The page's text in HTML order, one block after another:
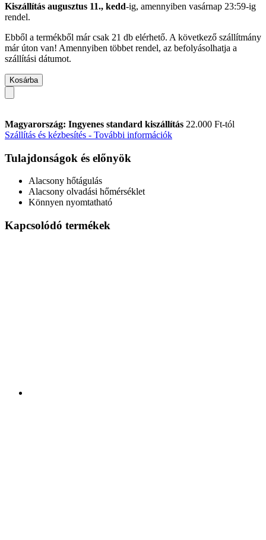
Kiszállítás augusztus 11., kedd-ig, amennyiben vasárnap 23:59-ig
rendel.
Ebből a termékből már csak 21 db elérhető. A következő szállítmány
már úton van! Amennyiben többet rendel, az befolyásolhatja a
szállítási dátumot.
Kosárba
Magyarország: Ingyenes standard kiszállítás 22.000 Ft-tól
Szállítás és kézbesítés - További információk
Tulajdonságok és előnyök
Alacsony hőtágulás
Alacsony olvadási hőmérséklet
Könnyen nyomtatható
Kapcsolódó termékek